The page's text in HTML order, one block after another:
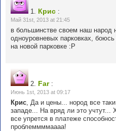
1. Крис :
Май 31st, 2013 at 21:45
в большинстве своем наш народ
одноуровневых парковках,
на новой парковке :P
2. Far:
Июнь 1st, 2013 at 09:17
Крис , Да и цены... нород все
западе... На вряд ли это учтут...
все упрется в платеже
проблеммммаааа!